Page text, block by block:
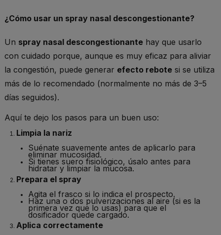
¿Cómo usar un spray nasal descongestionante?
Un spray nasal descongestionante hay que usarlo
con cuidado porque, aunque es muy eficaz para aliviar
la congestión, puede generar efecto rebote si se utiliza
más de lo recomendado (normalmente no más de 3–5
días seguidos).
Aquí te dejo los pasos para un buen uso:
Limpia la nariz
Suénate suavemente antes de aplicarlo para
eliminar mucosidad.
Si tienes suero fisiológico, úsalo antes para
hidratar y limpiar la mucosa.
Prepara el spray
Agita el frasco si lo indica el prospecto.
Haz una o dos pulverizaciones al aire (si es la
primera vez que lo usas) para que el
dosificador quede cargado.
Aplica correctamente